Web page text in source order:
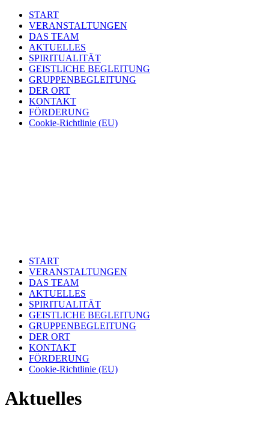
START
VERANSTALTUNGEN
DAS TEAM
AKTUELLES
SPIRITUALITÄT
GEISTLICHE BEGLEITUNG
GRUPPENBEGLEITUNG
DER ORT
KONTAKT
FÖRDERUNG
Cookie-Richtlinie (EU)
START
VERANSTALTUNGEN
DAS TEAM
AKTUELLES
SPIRITUALITÄT
GEISTLICHE BEGLEITUNG
GRUPPENBEGLEITUNG
DER ORT
KONTAKT
FÖRDERUNG
Cookie-Richtlinie (EU)
Aktuelles